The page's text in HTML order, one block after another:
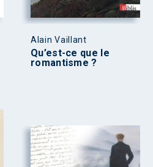
Alain Vaillant
Qu’est-ce que le
romantisme ?